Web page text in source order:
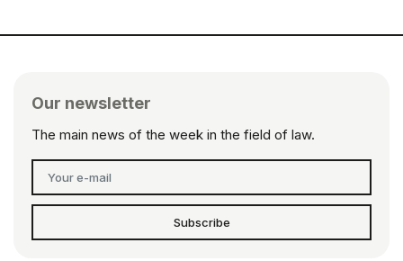
Our newsletter
The main news of the week in the field of law.
Subscribe